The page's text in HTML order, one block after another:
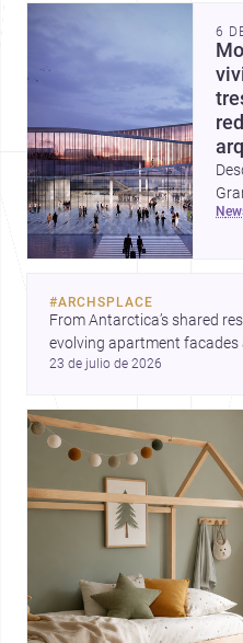
6
#ARCHSPLACE
From Antarctica’s shared
evolving apartment facades
Amman, these projects
23 de julio de 2026